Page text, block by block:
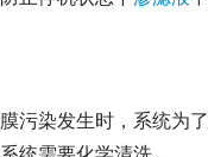
污染发生时，系统为